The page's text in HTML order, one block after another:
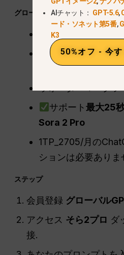
グローバルGPTを使う理由
招待や認証コード
地域制限なし -
サポート最大25
Sora 2 Pro
1TP_2705/月の
ションは必要ありま
ステップ
会員登録 グローバル
アクセス そら2プロ ダ
接.
AIチャット： GPT-5.6,
ード・ソネット第5番,
K3
50%オフ - 今す